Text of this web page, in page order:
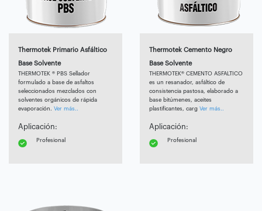
Thermotek Primario Asfáltico
Base Solvente
THERMOTEK ® PBS Sellador
formulado a base de asfaltos
seleccionados mezclados con
solventes orgánicos de rápida
evaporación. Ver más..
Aplicación:
Profesional
Thermotek Cemento Negro
Base Solvente
THERMOTEK® CEMENTO ASFALTICO
es un resanador, asfáltico de
consistencia pastosa, elaborado a
base bitúmenes, aceites
plastificantes, carg Ver más..
Aplicación:
Profesional